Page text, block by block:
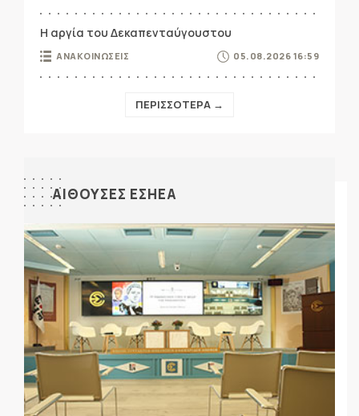
Η αργία του Δεκαπενταύγουστου
ΑΝΑΚΟΙΝΩΣΕΙΣ 05.08.2026 16:59
ΠΕΡΙΣΣΟΤΕΡΑ →
ΑΙΘΟΥΣΕΣ ΕΣΗΕΑ